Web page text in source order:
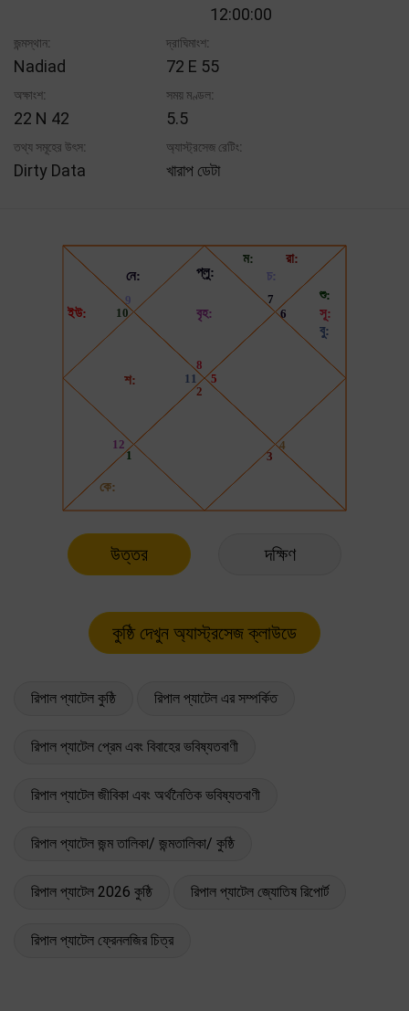
12:00:00
জন্মস্থান:
Nadiad
দ্রাঘিমাংশ:
72 E 55
অক্ষাংশ:
22 N 42
সময় মণ্ডল:
5.5
তথ্য সমূহের উৎস:
Dirty Data
অ্যাস্ট্রসেজ রেটিং:
খারাপ ডেটা
উত্তর দক্ষিণ
রিপাল প্যাটেল কুষ্ঠি রিপাল প্যাটেল এর সম্পর্কিত
রিপাল প্যাটেল প্রেম এবং বিবাহের ভবিষ্যতবাণী
রিপাল প্যাটেল জীবিকা এবং অর্থনৈতিক ভবিষ্যতবাণী
রিপাল প্যাটেল জন্ম তালিকা/ জন্মতালিকা/ কুষ্ঠি
রিপাল প্যাটেল 2026 কুষ্ঠি রিপাল প্যাটেল জ্যোতিষ রিপোর্ট
রিপাল প্যাটেল ফ্রেনলজির চিত্র